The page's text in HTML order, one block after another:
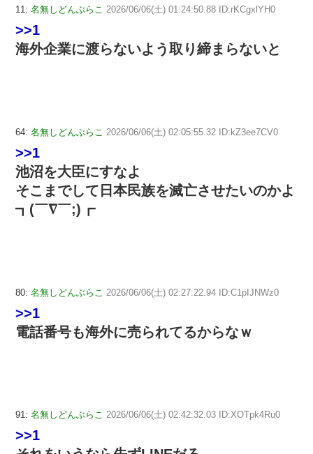
11: 名無しどんぶらこ 2026/06/06(土) 01:24:50.88 ID:rKCgxlYH0
>>1
海外企業に渡らないよう取り締まらないと
64: 名無しどんぶらこ 2026/06/06(土) 02:05:55.32 ID:kZ3ee7CV0
>>1
池沼を大臣にすなよ
そこまでして日本民族を滅亡させたいのかよ
┓(￣∇￣;)┏
80: 名無しどんぶらこ 2026/06/06(土) 02:27:22.94 ID:C1pIJNWz0
>>1
電話番号も海外に売られてるからなｗ
91: 名無しどんぶらこ 2026/06/06(土) 02:42:32.03 ID:XOTpk4Ru0
>>1